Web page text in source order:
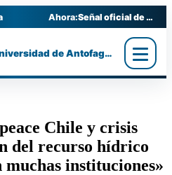
Ahora: Señal oficial de Radio UA
Radio Universidad de Antofagasta
Chile y crisis
del recurso hídrico
instituciones»